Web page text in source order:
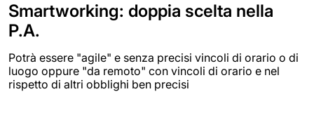
Smartworking: doppia scelta nella
P.A.
Potrà essere "agile" e senza precisi vincoli di orario o di
luogo oppure "da remoto" con vincoli di orario e nel
rispetto di altri obblighi ben precisi